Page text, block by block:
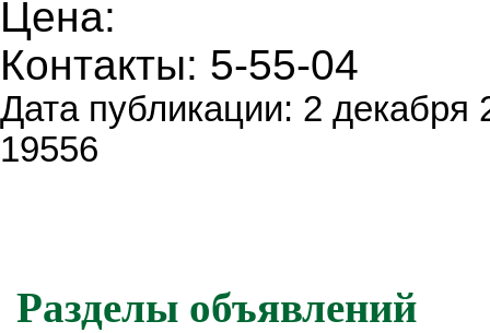
Цена:
Контакты: 5-55-04
Дата публикации: 2 декабря
19556
Разделы объявлений